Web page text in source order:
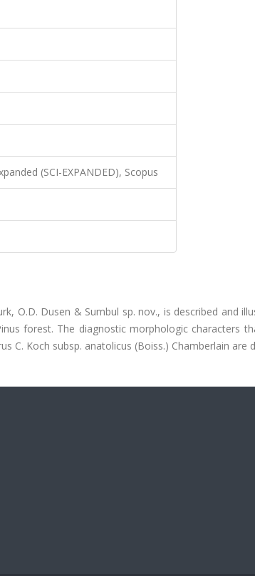
(SCI-EXPANDED), Scopus
O.D. Dusen & Sumbul sp. nov., is described and
forest. The diagnostic morphologic characters
C. Koch subsp. anatolicus (Boiss.) Chamberlain are